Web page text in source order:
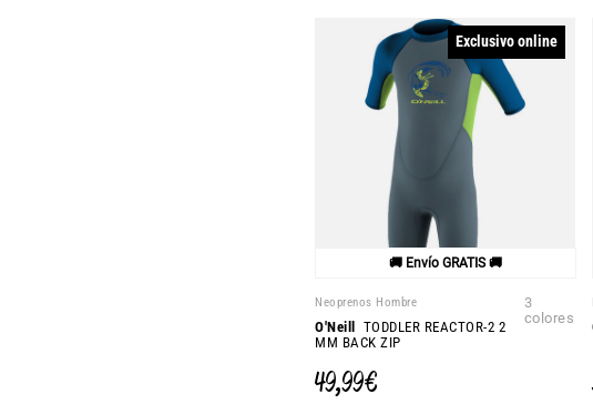
Exclusivo online
🚚 Envío GRATIS 🚚
Neoprenos Hombre
O'Neill
TODDLER REACTOR-2 2
MM BACK ZIP
3
colores
49,99 €